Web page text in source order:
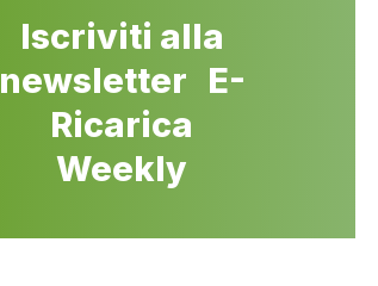
Iscriviti alla
newsletter E-
Ricarica
Weekly